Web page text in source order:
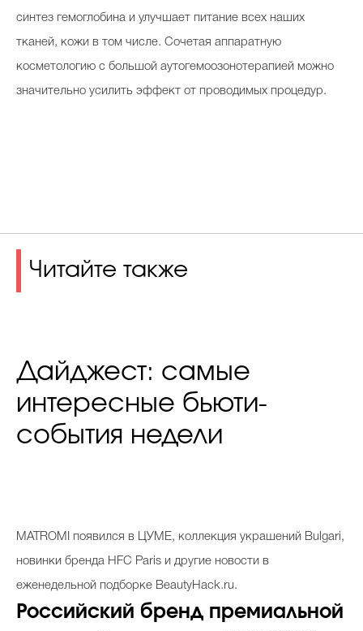
синтез гемоглобина и улучшает питание всех наших
тканей, кожи в том числе. Сочетая аппаратную
косметологию с большой аутогемоозонотерапией можно
значительно усилить эффект от проводимых процедур.
Читайте также
Дайджест: самые
интересные бьюти-
события недели
MATROMI появился в ЦУМЕ, коллекция украшений Bulgari,
новинки бренда HFC Paris и другие новости в
еженедельной подборке BeautyHack.ru.
Российский бренд премиальной